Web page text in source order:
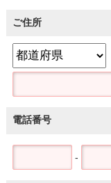
ご住所
電話番号
-